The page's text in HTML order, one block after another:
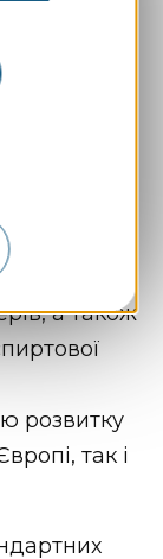
з
на
більш
а також
розвитку
так і